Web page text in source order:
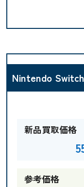
Nintendo
新品買取価格
参考価格